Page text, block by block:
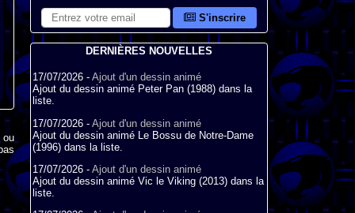
ou
S'inscrire
DERNIÈRES NOUVELLES
17/07/2026 - Ajout d'un dessin animé
Ajout du dessin animé Peter Pan (1988) dans la
liste.
17/07/2026 - Ajout d'un dessin animé
Ajout du dessin animé Le Bossu de Notre-Dame
(1996) dans la liste.
17/07/2026 - Ajout d'un dessin animé
Ajout du dessin animé Vic le Viking (2013) dans la
liste.